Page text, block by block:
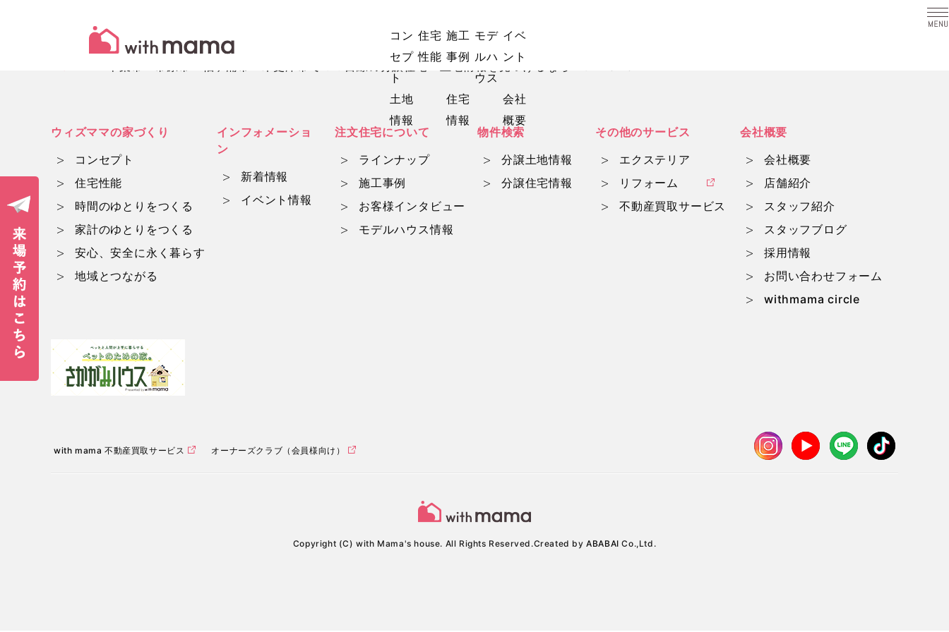
コン
セプ
ト
住宅
性能
施工
事例
モデ
ルハ
ウス
イベ
ント
土地
情報
住宅
情報
会社
概要
千葉市・市原市・袖ヶ浦市・木更津市でママ目線の分譲住宅・土地情報を見つけるならwith mama
ウィズママの家づくり
コンセプト
住宅性能
時間のゆとりをつくる
家計のゆとりをつくる
安心、安全に永く暮らす
地域とつながる
インフォメーショ
ン
新着情報
イベント情報
注文住宅について
ラインナップ
施工事例
お客様インタビュー
モデルハウス情報
物件検索
分譲土地情報
分譲住宅情報
その他のサービス
エクステリア
リフォーム
不動産買取サービス
会社概要
会社概要
店舗紹介
スタッフ紹介
スタッフブログ
採用情報
お問い合わせフォーム
withmama circle
with mama 不動産買取サービス オーナーズクラブ（会員様向け）
Copyright (C) with Mama's house. All Rights Reserved.Created byABABAI Co.,Ltd.